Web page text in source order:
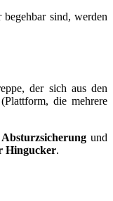
sind, werden
der sich aus den
(Plattform, die mehrere
Absturzsicherungund
Hingucker.